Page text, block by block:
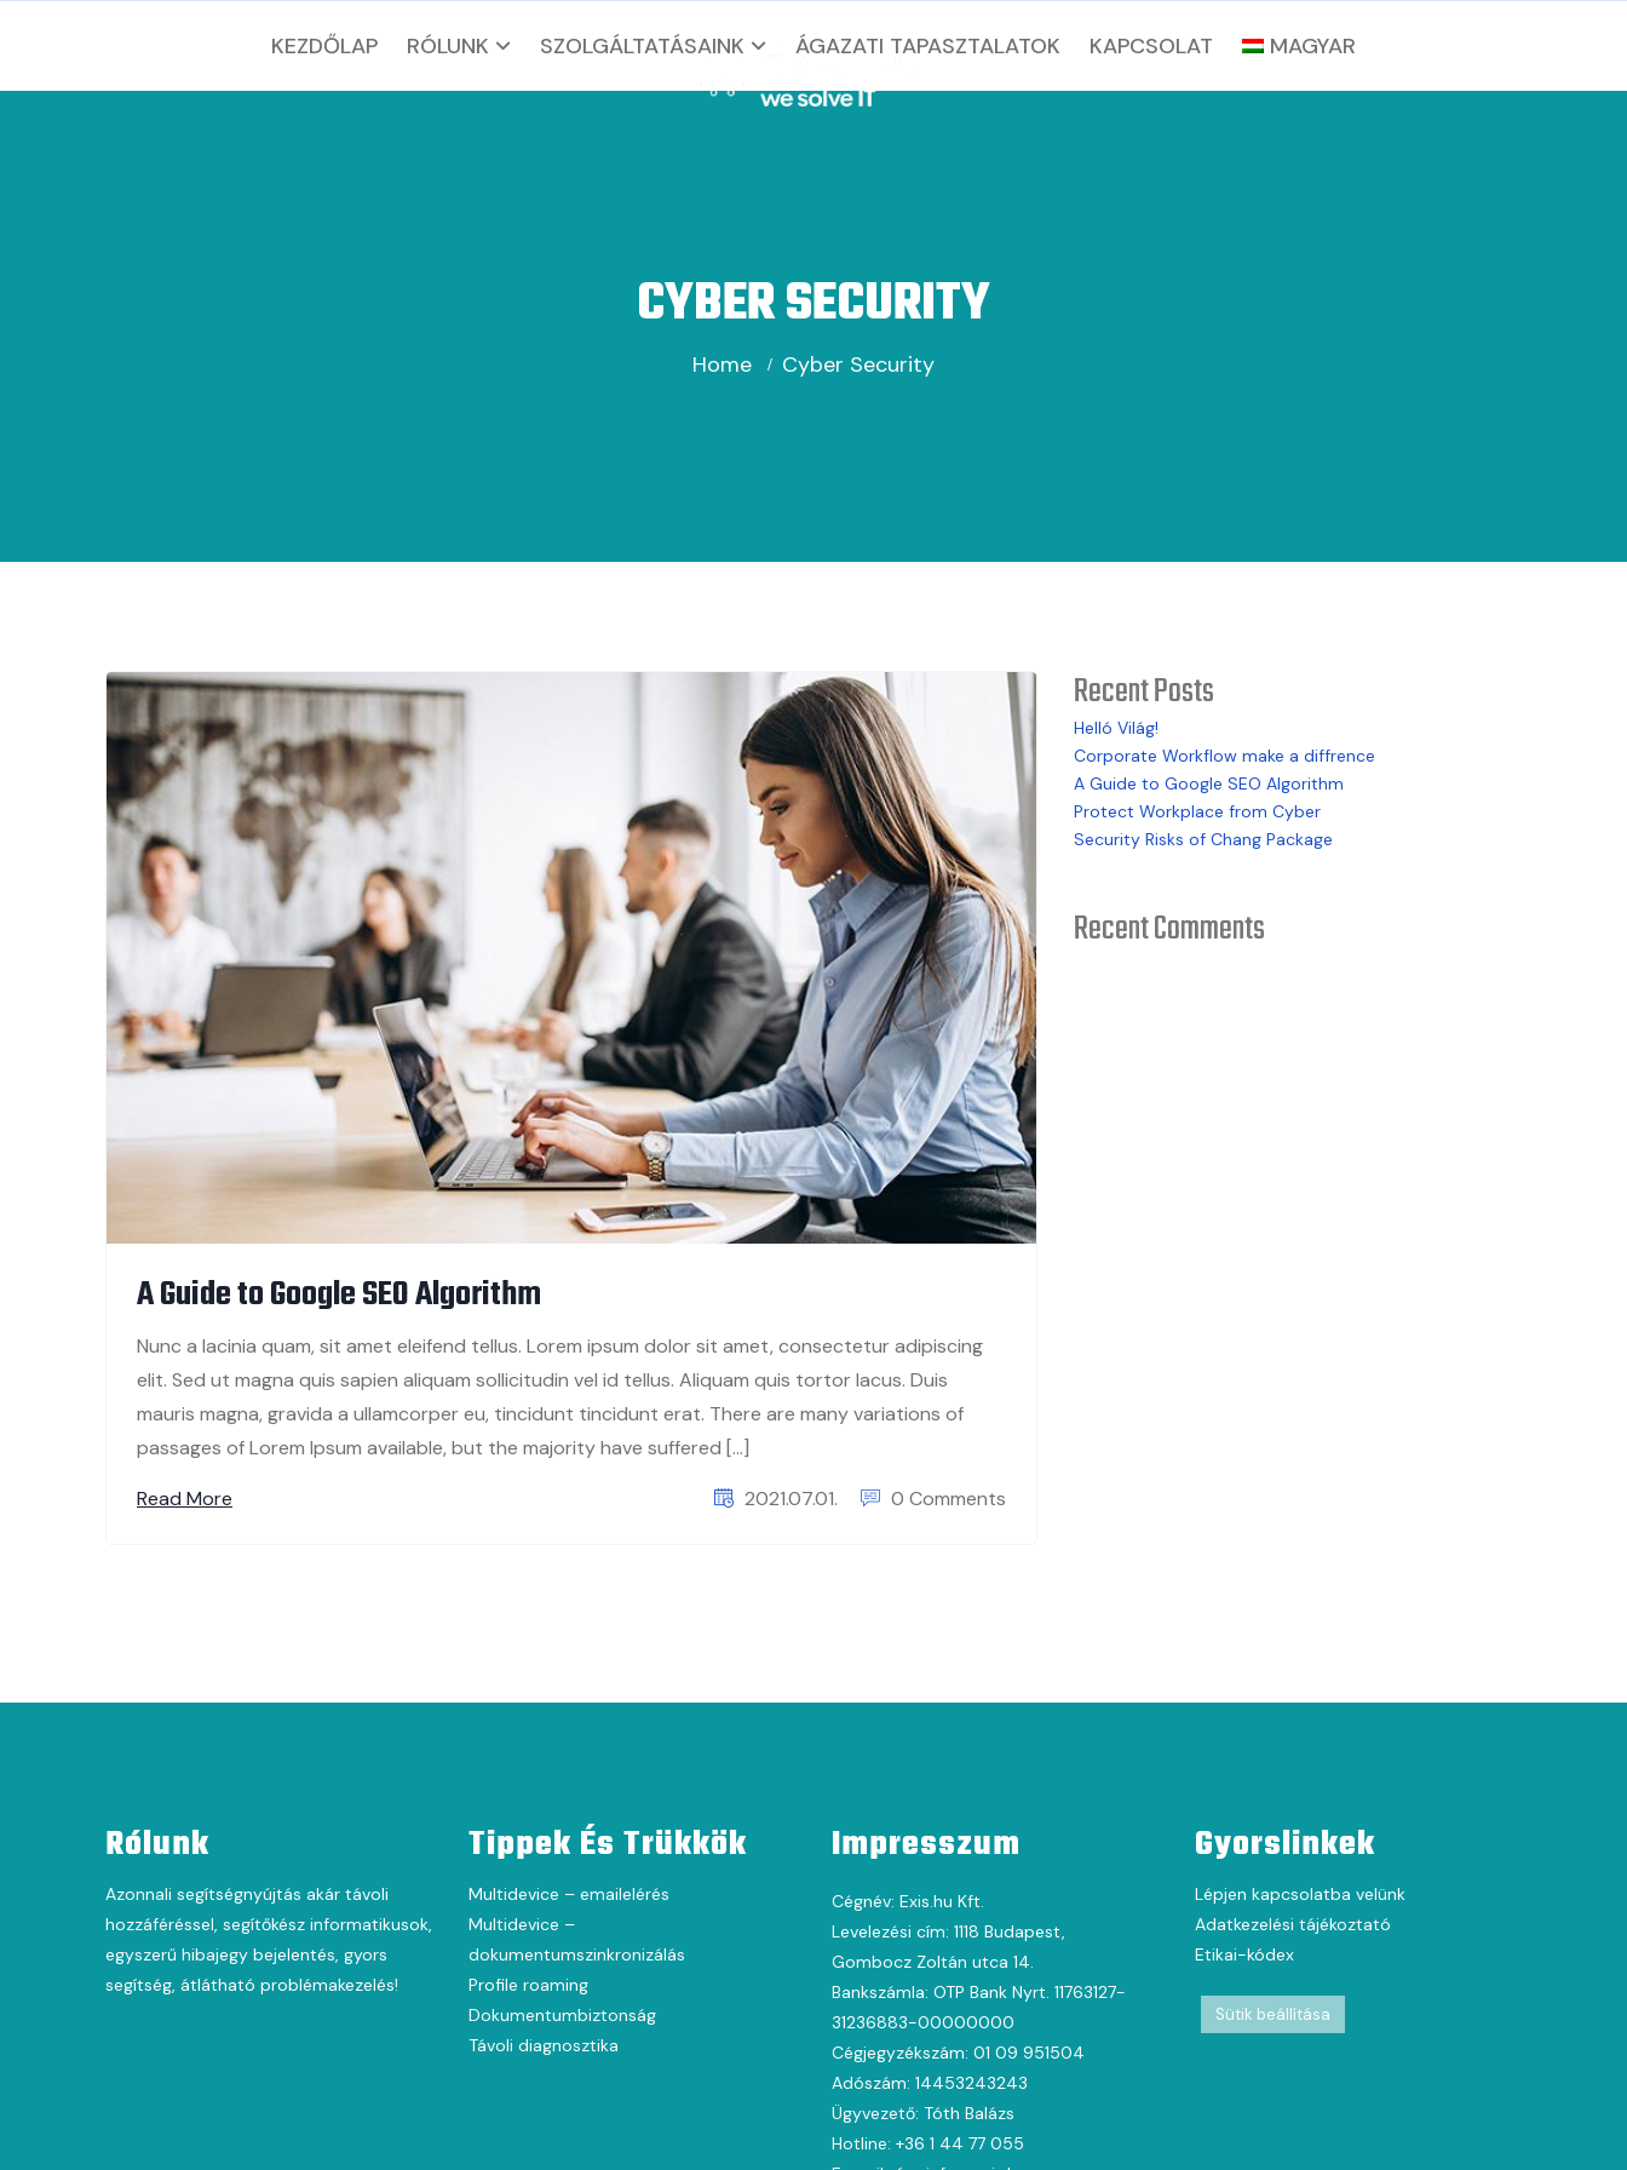
KEZDŐLAP RÓLUNK SZOLGÁLTATÁSAINK ÁGAZATI TAPASZTALATOK KAPCSOLAT MAGYAR
CYBER SECURITY
Home Cyber Security
A Guide to Google SEO Algorithm
Nunc a lacinia quam, sit amet eleifend tellus. Lorem ipsum dolor sit amet, consectetur adipiscing
elit. Sed ut magna quis sapien aliquam sollicitudin vel id tellus. Aliquam quis tortor lacus. Duis
mauris magna, gravida a ullamcorper eu, tincidunt tincidunt erat. There are many variations of
passages of Lorem Ipsum available, but the majority have suffered […]
Read More
2021.07.01. 0 Comments
Recent Posts
Helló Világ!
Corporate Workflow make a diffrence
A Guide to Google SEO Algorithm
Protect Workplace from Cyber
Security Risks of Chang Package
Recent Comments
Rólunk
Azonnali segítségnyújtás akár távoli
hozzáféréssel, segítőkész informatikusok,
egyszerű hibajegy bejelentés, gyors
segítség, átlátható problémakezelés!
Tippek És Trükkök
Multidevice – emailelérés
Multidevice –
dokumentumszinkronizálás
Profile roaming
Dokumentumbiztonság
Távoli diagnosztika
Impresszum
Cégnév: Exis.hu Kft.
Levelezési cím: 1118 Budapest,
Gombocz Zoltán utca 14.
Bankszámla: OTP Bank Nyrt. 11763127-
31236883-00000000
Cégjegyzékszám: 01 09 951504
Adószám: 14453243243
Ügyvezető: Tóth Balázs
Hotline: +36 1 44 77 055
Gyorslinkek
Lépjen kapcsolatba velünk
Adatkezelési tájékoztató
Etikai-kódex
Sütik beállítása